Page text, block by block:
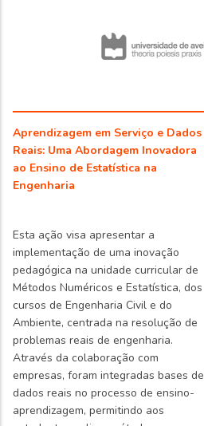
Aprendizagem em Serviço e Dados
Reais: Uma Abordagem Inovadora
ao Ensino de Estatística na
Engenharia
Esta ação visa apresentar a
implementação de uma inovação
pedagógica na unidade curricular de
Métodos Numéricos e Estatística, dos
cursos de Engenharia Civil e do
Ambiente, centrada na resolução de
problemas reais de engenharia.
Através da colaboração com
empresas, foram integradas bases de
dados reais no processo de ensino-
aprendizagem, permitindo aos